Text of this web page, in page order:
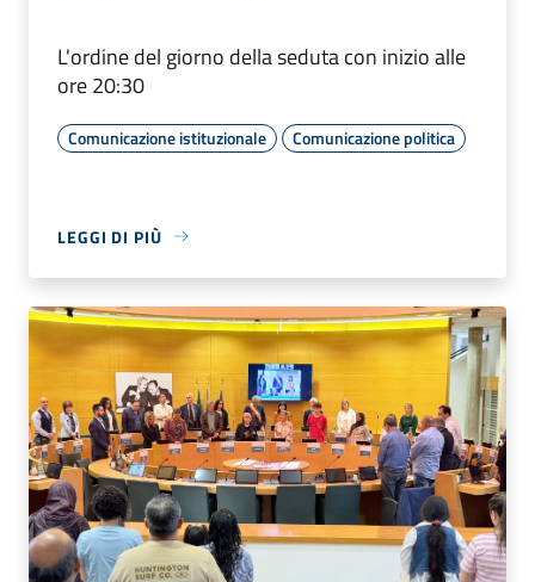
L'ordine del giorno della seduta con inizio alle
ore 20:30
Comunicazione istituzionale Comunicazione politica
LEGGI DI PIÙ